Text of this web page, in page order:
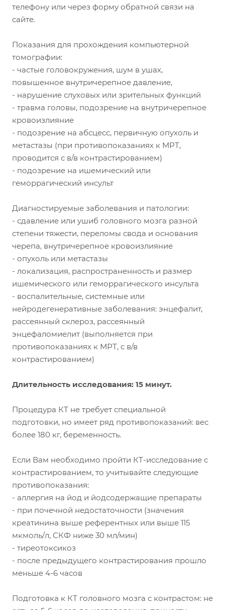
телефону или через форму обратной связи на
сайте.
Показания для прохождения компьютерной
томографии:
- частые головокружения, шум в ушах,
повышенное внутричерепное давление,
- нарушение слуховых или зрительных функций
- травма головы, подозрение на внутричерепное
кровоизлияние
- подозрение на абсцесс, первичную опухоль и
метастазы (при противопоказаниях к МРТ,
проводится с в/в контрастированием)
- подозрение на ишемический или
геморрагический инсульт
Диагностируемые заболевания и патологии:
- сдавление или ушиб головного мозга разной
степени тяжести, переломы свода и основания
черепа, внутричерепное кровоизлияние
- опухоль или метастазы
- локализация, распространенность и размер
ишемического или геморрагического инсульта
- воспалительные, системные или
нейродегенеративные заболевания: энцефалит,
рассеянный склероз, рассеянный
энцефаломиелит (выполняется при
противопоказаниях к МРТ, с в/в
контрастированием)
Длительность исследования: 15 минут.
Процедура КТ не требует специальной
подготовки, но имеет ряд противопоказаний: вес
более 180 кг, беременность.
Если Вам необходимо пройти КТ-исследование с
контрастированием, то учитывайте следующие
противопоказания:
- аллергия на йод и йодсодержащие препараты
- при почечной недостаточности (значения
креатинина выше референтных или выше 115
мкмоль/л, СКФ ниже 30 мл/мин)
- тиреотоксикоз
- после предыдущего контрастирования прошло
меньше 4-6 часов
Подготовка к КТ головного мозга с контрастом: не